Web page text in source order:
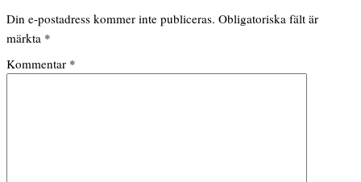
Din e-postadress kommer inte publiceras. Obligatoriska fält är
märkta *
Kommentar *